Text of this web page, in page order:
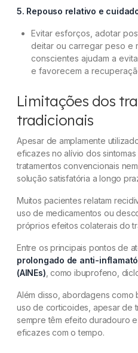
5. Repouso relativo e
Evitar esforços, adotar
deitar ou carregar peso e
conscientes ajudam a
e favorecem a
Limitações dos
tradicionais
Apesar de amplamente
eficazes no alívio dos
tratamentos convencionais
solução satisfatória a longo
Muitos pacientes relatam
uso de medicamentos ou
próprios efeitos colaterais do
Entre os principais pontos de
prolongado de anti-
(AINEs) , como ibuprofeno,
Além disso, abordagens como
uso de corticoides, apesar de
sempre têm efeito duradouro
eficazes com o tempo.